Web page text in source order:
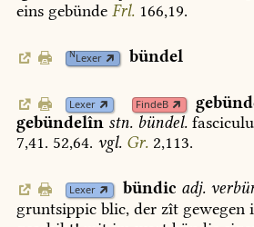
eins gebünde Frl. 166,19.
NLexer bündel
Lexer FindeB
gebündelîn stn. bündel.
7,41. 52,64. vgl. Gr. 2,113.
Lexer bündic adj.
gruntsippic blic, der zît gewegen